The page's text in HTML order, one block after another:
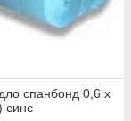
спанбонд 0,6 х
синє